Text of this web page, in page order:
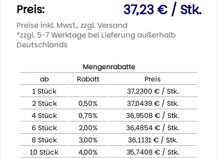
Preis: 37,23 € / Stk.
Preise inkl. Mwst., zzgl. Versand
*zzgl. 5-7 Werktage bei Lieferung außerhalb
Deutschlands
Mengenrabatte
ab
Rabatt
Preis
1 Stück
37,2300 € / Stk.
2 Stück
0,50%
37,0439 € / Stk.
4 Stück
0,75%
36,9508 € / Stk.
6 Stück
2,00%
36,4854 € / Stk.
8 Stück
3,00%
36,1131 € / Stk.
10 Stück
4,00% 35,7408 € / Stk.